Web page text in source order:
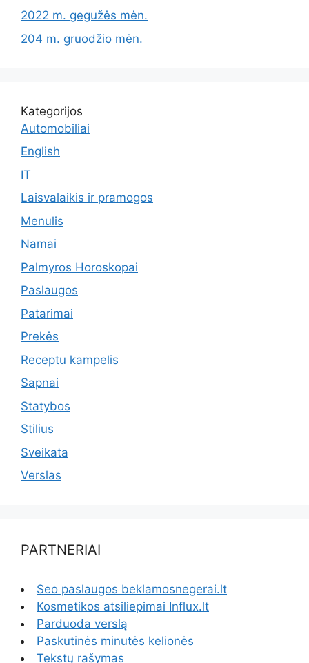
2022 m. gegužės mėn.
204 m. gruodžio mėn.
Kategorijos
Automobiliai
English
IT
Laisvalaikis ir pramogos
Menulis
Namai
Palmyros Horoskopai
Paslaugos
Patarimai
Prekės
Receptu kampelis
Sapnai
Statybos
Stilius
Sveikata
Verslas
PARTNERIAI
Seo paslaugos beklamosnegerai.lt
Kosmetikos atsiliepimai Influx.lt
Parduoda verslą
Paskutinės minutės kelionės
Tekstų rašymas